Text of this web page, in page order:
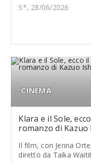
S*, 28/06/2026
CINEMA
Klara e il Sole,
romanzo di
Il film, con Jenna
diretto da Taika